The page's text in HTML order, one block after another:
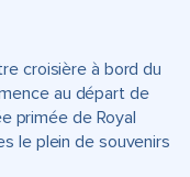
croisière à bord du
au départ de
primée de Royal
le plein de souvenirs